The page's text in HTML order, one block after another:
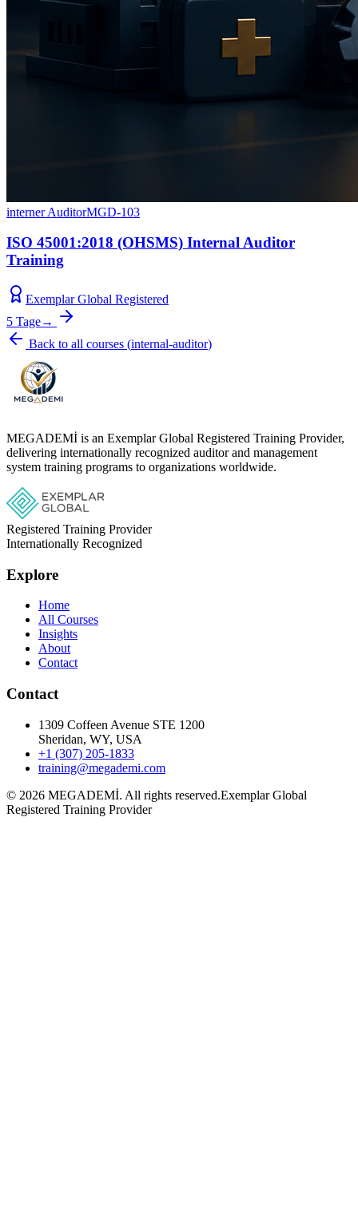
interner AuditorMGD-103
ISO 45001:2018 (OHSMS) Internal Auditor
Training
Exemplar Global Registered
5 Tage→
Back to all courses (internal-auditor)
MEGADEMİ is an Exemplar Global Registered Training Provider,
delivering internationally recognized auditor and management
system training programs to organizations worldwide.
Registered Training Provider
Internationally Recognized
Explore
Home
All Courses
Insights
About
Contact
Contact
1309 Coffeen Avenue STE 1200
Sheridan, WY, USA
+1 (307) 205-1833
training@megademi.com
© 2026 MEGADEMİ. All rights reserved.Exemplar Global
Registered Training Provider